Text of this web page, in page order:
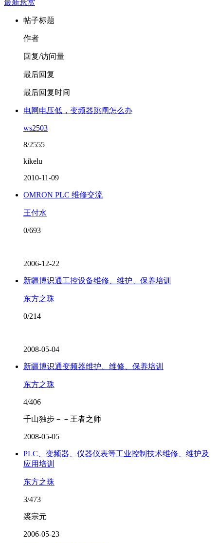
最新悬赏
帖子标题
作者
回复/访问量
最后回复
最后回复时间
电网电压低，变频器跳闸怎么办
ws2503
8/2555
kikelu
2010-11-09
OMRON PLC 维修交流
王付水
0/693
2006-12-22
新疆博识通工控设备维修、维护、保养培训
东方之珠
0/214
2008-05-04
新疆博识通变频器维护、维修、保养培训
东方之珠
4/406
千山独步－－王者之师
2008-05-05
PLC、变频器、仪器仪表等工业控制技术维修、维护及
应用培训
东方之珠
3/473
裘宗元
2006-05-23